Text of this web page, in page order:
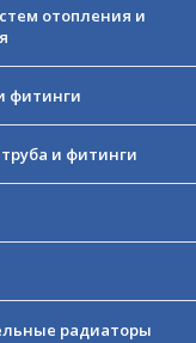
отопления и
фитинги
и фитинги
радиаторы